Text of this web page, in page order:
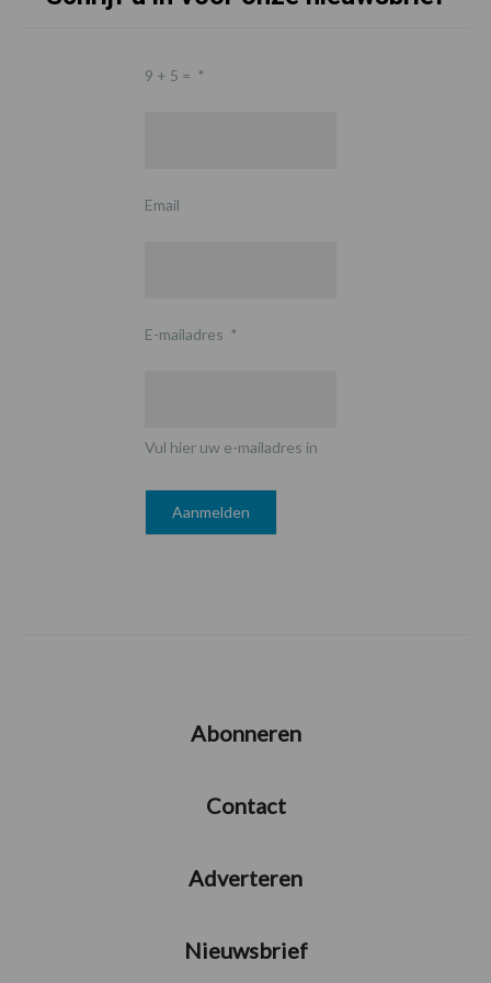
9 + 5 = *
Email
E-mailadres *
Vul hier uw e-mailadres in
Abonneren
Contact
Adverteren
Nieuwsbrief